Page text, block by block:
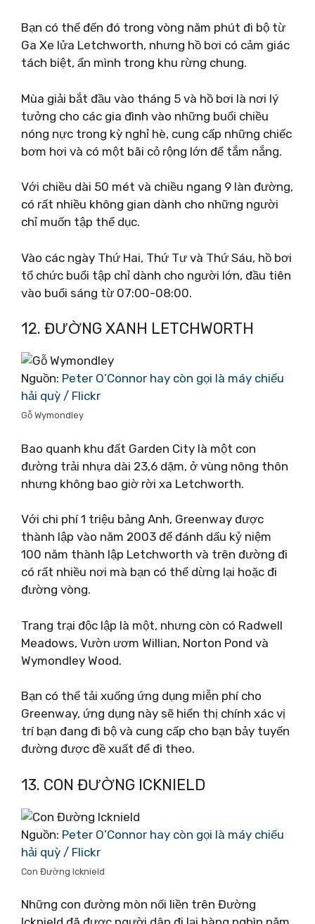
Bạn có thể đến đó trong vòng năm phút đi bộ từ
Ga Xe lửa Letchworth, nhưng hồ bơi có cảm giác
tách biệt, ẩn mình trong khu rừng chung.
Mùa giải bắt đầu vào tháng 5 và hồ bơi là nơi lý
tưởng cho các gia đình vào những buổi chiều
nóng nực trong kỳ nghỉ hè, cung cấp những chiếc
bơm hơi và có một bãi cỏ rộng lớn để tắm nắng.
Với chiều dài 50 mét và chiều ngang 9 làn đường,
có rất nhiều không gian dành cho những người
chỉ muốn tập thể dục.
Vào các ngày Thứ Hai, Thứ Tư và Thứ Sáu, hồ bơi
tổ chức buổi tập chỉ dành cho người lớn, đầu tiên
vào buổi sáng từ 07:00-08:00.
12. ĐƯỜNG XANH LETCHWORTH
Nguồn: Peter O’Connor hay còn gọi là máy chiếu
hải quỳ / Flickr
Gỗ Wymondley
Bao quanh khu đất Garden City là một con
đường trải nhựa dài 23,6 dặm, ở vùng nông thôn
nhưng không bao giờ rời xa Letchworth.
Với chi phí 1 triệu bảng Anh, Greenway được
thành lập vào năm 2003 để đánh dấu kỷ niệm
100 năm thành lập Letchworth và trên đường đi
có rất nhiều nơi mà bạn có thể dừng lại hoặc đi
đường vòng.
Trang trại độc lập là một, nhưng còn có Radwell
Meadows, Vườn ươm Willian, Norton Pond và
Wymondley Wood.
Bạn có thể tải xuống ứng dụng miễn phí cho
Greenway, ứng dụng này sẽ hiển thị chính xác vị
trí bạn đang đi bộ và cung cấp cho bạn bảy tuyến
đường được đề xuất để đi theo.
13. CON ĐƯỜNG ICKNIELD
Nguồn: Peter O’Connor hay còn gọi là máy chiếu
hải quỳ / Flickr
Con Đường Icknield
Những con đường mòn nối liền trên Đường